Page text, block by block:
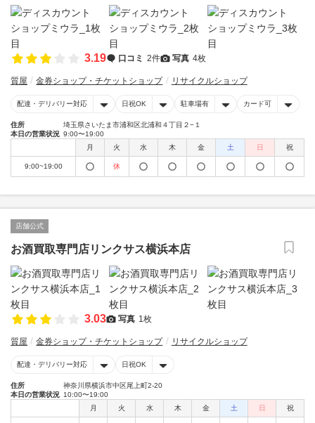
3.19 口コミ 2件 写真 4枚
質屋 金券ショップ・チケットショップ リサイクルショップ
配達・デリバリー対応 日祝OK 駐車場有 カード可
住所
埼玉県さいたま市浦和区北浦和４丁目２−１
本日の営業状況 9:00〜19:00
月
火 水 木 金 土 日 祝
9:00~19:00 休
店舗公式
お酒買取専門店リンクサス横浜本店
3.03 写真 1枚
質屋 金券ショップ・チケットショップ リサイクルショップ
配達・デリバリー対応 日祝OK
住所
神奈川県横浜市中区尾上町2-20
本日の営業状況 10:00〜19:00
月
火 水 木 金 土 日 祝